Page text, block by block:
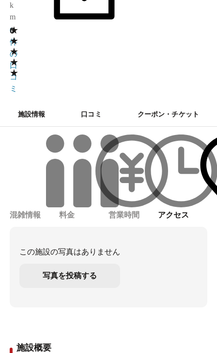
k
m
★
★
★
★
★
0
0
件
の
口
コ
ミ
施設情報 口コミ クーポン・チケット
混雑情報 料金 営業時間 アクセス
この施設の写真はありません
写真を投稿する
施設概要